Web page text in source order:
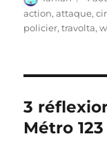
le
action,attaque,
policier,travolta,
3
Métro 123